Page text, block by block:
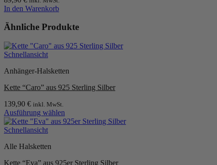
Optionen
können
der
gewählt
werden
In den Warenkorb
Ähnliche Produkte
Schnellansicht
Anhänger-Halsketten
Kette “Caro” aus 925 Sterling Silber
139,90 € inkl. MwSt.
Ausführung wählen
Dieses
Produkt
mehrere
Schnellansicht
Alle Halsketten
Kette “Eva” aus 925er Sterling Silber